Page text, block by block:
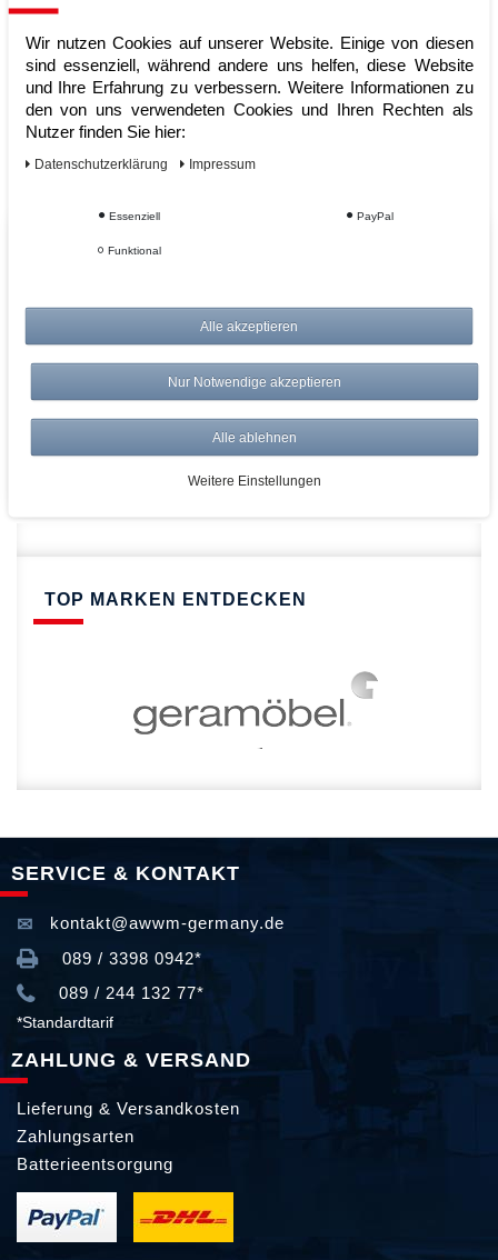
Sofort lieferbar
Vom Profi für Profis - Ihre Vorteile
Versandkostenfrei ab 150€
Risikolos: 14 Tage Rückgabe
Über 20.000 Artikel
Schnelle Lieferung
TOP MARKEN ENTDECKEN
SERVICE & KONTAKT
kontakt@awwm-germany.de
089 / 3398 0942*
089 / 244 132 77*
*Standardtarif
ZAHLUNG & VERSAND
Lieferung & Versandkosten
Zahlungsarten
Batterieentsorgung
Wir nutzen Cookies auf unserer Website. Einige von diesen
sind essenziell, während andere uns helfen, diese Website
und Ihre Erfahrung zu verbessern. Weitere Informationen zu
den von uns verwendeten Cookies und Ihren Rechten als
Nutzer finden Sie hier:
Daten­schutz­erklärung Impressum
Essenziell PayPal
Funktional
Alle akzeptieren
Nur Notwendige akzeptieren
Alle ablehnen
Weitere Einstellungen